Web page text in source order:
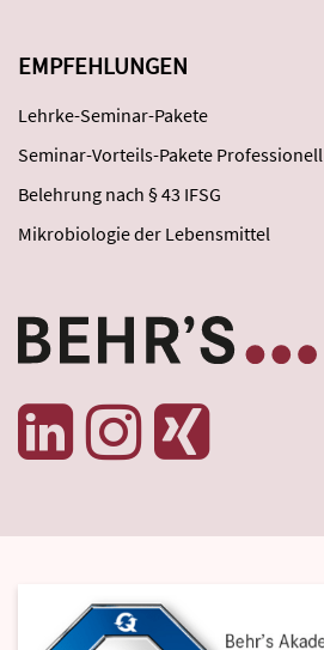
EMPFEHLUNGEN
Lehrke-Seminar-Pakete
Seminar-Vorteils-Pakete Professionell
Belehrung nach § 43 IFSG
Mikrobiologie der Lebensmittel